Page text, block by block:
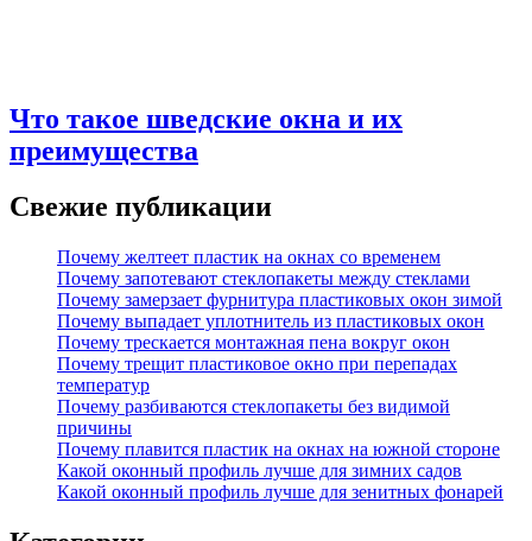
Что такое шведские окна и их
преимущества
Свежие публикации
Почему желтеет пластик на окнах со временем
Почему запотевают стеклопакеты между стеклами
Почему замерзает фурнитура пластиковых окон зимой
Почему выпадает уплотнитель из пластиковых окон
Почему трескается монтажная пена вокруг окон
Почему трещит пластиковое окно при перепадах
температур
Почему разбиваются стеклопакеты без видимой
причины
Почему плавится пластик на окнах на южной стороне
Какой оконный профиль лучше для зимних садов
Какой оконный профиль лучше для зенитных фонарей